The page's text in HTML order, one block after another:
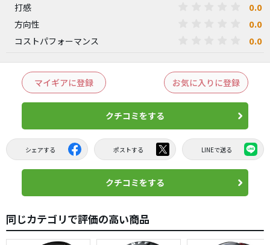
打感 0.0
方向性 0.0
コストパフォーマンス 0.0
マイギアに登録 お気に入りに登録
クチコミをする
シェアする ポストする LINEで送る
クチコミをする
同じカテゴリで評価の高い商品